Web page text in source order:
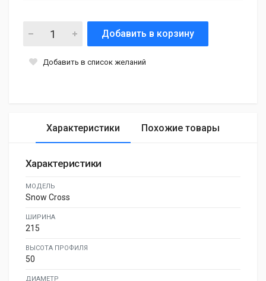
Добавить в корзину
Добавить в список желаний
Характеристики Похожие товары
Характеристики
МОДЕЛЬ
Snow Cross
ШИРИНА
215
ВЫСОТА ПРОФИЛЯ
50
ДИАМЕТР